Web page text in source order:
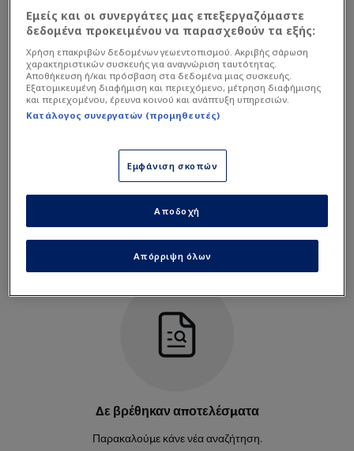
Υπηρεσία μη διαθέσιμη
Η υπηρεσία δεν είναι διαθέσιμη. Δοκιμάστε ξανά αργότερα.
Δε βρέθηκαν αποτελέσματα
Παρακαλούμε κάνε νέα αναζήτηση.
Εμείς και οι συνεργάτες μας επεξεργαζόμαστε
δεδομένα προκειμένου να παρασχεθούν τα εξής:
Χρήση επακριβών δεδομένων γεωεντοπισμού. Ακριβής σάρωση
χαρακτηριστικών συσκευής για αναγνώριση ταυτότητας.
Αποθήκευση ή/και πρόσβαση στα δεδομένα μιας συσκευής.
Εξατομικευμένη διαφήμιση και περιεχόμενο, μέτρηση διαφήμισης
και περιεχομένου, έρευνα κοινού και ανάπτυξη υπηρεσιών.
Κατάλογος συνεργατών (προμηθευτές)
Εμφάνιση σκοπών
Απόρριψη όλων
Αποδοχή